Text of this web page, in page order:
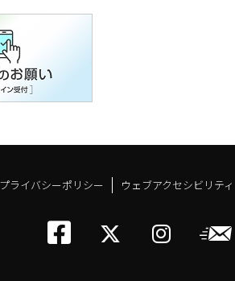
プライバシーポリシー ウェブアクセシビリティ
トーキョー
メ